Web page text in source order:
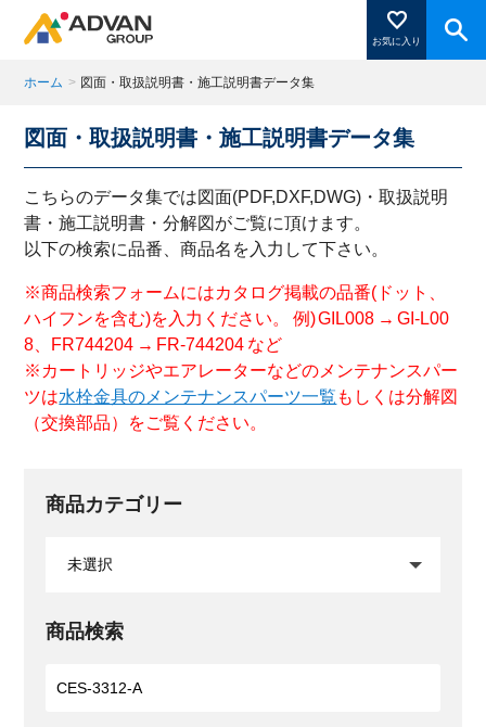
お気に入り
商品ページにある「お気に入り登録」を押すと登録した
商品がここに表示されます。
ホーム > 図面・取扱説明書・施工説明書データ集
図面・取扱説明書・施工説明書データ集
こちらのデータ集では図面(PDF,DXF,DWG)・取扱説明
書・施工説明書・分解図がご覧に頂けます。
以下の検索に品番、商品名を入力して下さい。
※商品検索フォームにはカタログ掲載の品番(ドット、
ハイフンを含む)を入力ください。 例) GIL008 → GI-L00
8、FR744204 → FR-744204 など
※カートリッジやエアレーターなどのメンテナンスパー
ツは水栓金具のメンテナンスパーツ一覧 もしくは分解図
（交換部品）をご覧ください。
商品カテゴリー
商品検索